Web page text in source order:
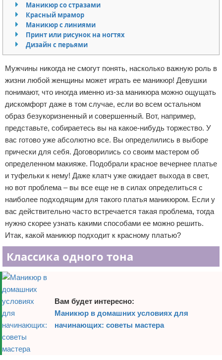
Косметика
Уход за волосами
Уход за ногтями
Макияж
СПА процедуры
Парфюмерия
Прически
Разное
Уход за лицом
Хирургия
Для правообладателей
Условия предоставления информации
Отказ от ответственности
Маникюр со стразами
Красный мрамор
Маникюр с линиями
Принт или рисунок на ногтях
Дизайн с перьями
Мужчины никогда не смогут понять, насколько важную роль в
жизни любой женщины может играть ее маникюр! Девушки
понимают, что иногда именно из-за маникюра можно ощущать
дискомфорт даже в том случае, если во всем остальном
образ безукоризненный и совершенный. Вот, например,
представьте, собираетесь вы на какое-нибудь торжество. У
вас готово уже абсолютно все. Вы определились в выборе
прически для себя. Договорились со своим мастером об
определенном макияже. Подобрали красное вечернее платье
и туфельки к нему! Даже клатч уже ожидает выхода в свет,
но вот проблема – вы все еще не в силах определиться с
наиболее подходящим для такого платья маникюром. Если у
вас действительно часто встречается такая проблема, тогда
нужно скорее узнать какими способами ее можно решить.
Итак, какой маникюр подходит к красному платью?
Классика одного тона
Вам будет интересно:
Маникюр в домашних условиях для
начинающих: советы мастера